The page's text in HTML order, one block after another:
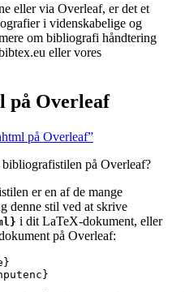
eller via Overleaf, er det et
i videnskabelige og
om bibliografi håndtering
eller vores
på Overleaf
på Overleaf”
på Overleaf?
er en af de mange
denne stil ved at skrive
i dit LaTeX-dokument, eller
på Overleaf:
}
}